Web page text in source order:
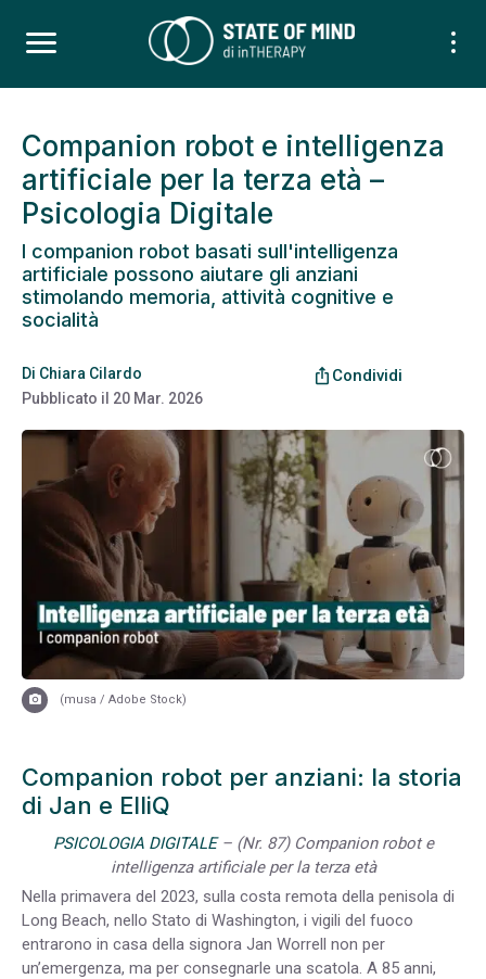
Companion robot e intelligenza
artificiale per la terza età –
Psicologia Digitale
I companion robot basati sull'intelligenza
artificiale possono aiutare gli anziani
stimolando memoria, attività cognitive e
socialità
Di Chiara Cilardo
Pubblicato il 20 Mar. 2026
ios_share Condividi
(musa / Adobe Stock)
Companion robot per anziani: la storia
di Jan e ElliQ
PSICOLOGIA DIGITALE– (Nr. 87) Companion robot e
intelligenza artificiale per la terza età
Nella primavera del 2023, sulla costa remota della penisola di
Long Beach, nello Stato di Washington, i vigili del fuoco
entrarono in casa della signora Jan Worrell non per
un’emergenza, ma per consegnarle una scatola. A 85 anni,